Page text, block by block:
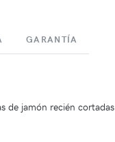
GARANTÍA
de jamón recién cortadas